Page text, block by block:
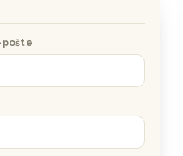
pošte